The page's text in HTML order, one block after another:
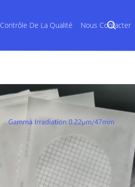
Contrôle De La Qualité Nous Contacter